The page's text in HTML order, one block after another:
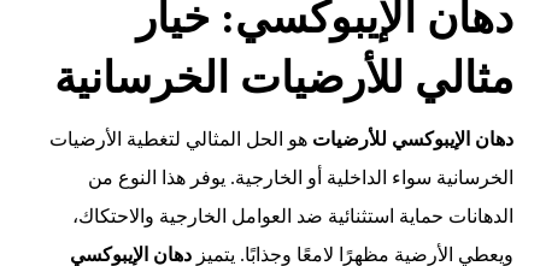
دهان الإيبوكسي: خيار
مثالي للأرضيات الخرسانية
دهان الإيبوكسي للأرضيات هو الحل المثالي لتغطية الأرضيات
الخرسانية سواء الداخلية أو الخارجية. يوفر هذا النوع من
الدهانات حماية استثنائية ضد العوامل الخارجية والاحتكاك،
ويعطي الأرضية مظهرًا لامعًا وجذابًا. يتميزدهان الإيبوكسي